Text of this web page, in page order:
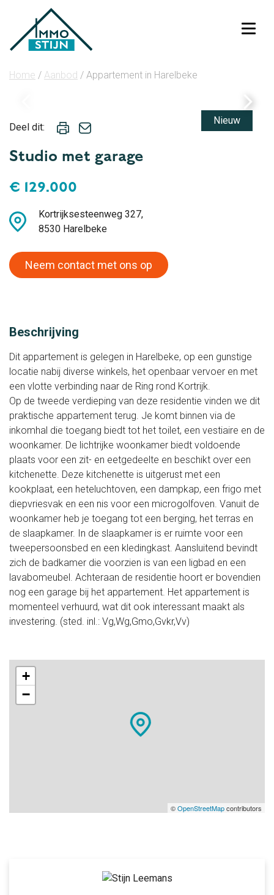
Home / Aanbod / Appartement in Harelbeke
Nieuw
Deel dit:
Studio met garage
€ 129.000
Kortrijksesteenweg 327,
8530 Harelbeke
Neem contact met ons op
Beschrijving
Dit appartement is gelegen in Harelbeke, op een gunstige
locatie nabij diverse winkels, het openbaar vervoer en met
een vlotte verbinding naar de Ring rond Kortrijk.
Op de tweede verdieping van deze residentie vinden we dit
praktische appartement terug. Je komt binnen via de
inkomhal die toegang biedt tot het toilet, een vestiaire en de
woonkamer. De lichtrijke woonkamer biedt voldoende
plaats voor een zit- en eetgedeelte en beschikt over een
kitchenette. Deze kitchenette is uitgerust met een
kookplaat, een heteluchtoven, een dampkap, een frigo met
diepvriesvak en een nis voor een microgolfoven. Vanuit de
woonkamer heb je toegang tot een berging, het terras en
de slaapkamer. In de slaapkamer is er ruimte voor een
tweepersoonsbed en een kledingkast. Aansluitend bevindt
zich de badkamer die voorzien is van een ligbad en een
lavabomeubel. Achteraan de residentie hoort er bovendien
nog een garage bij het appartement. Het appartement is
momenteel verhuurd, wat dit ook interessant maakt als
investering. (sted. inl.: Vg,Wg,Gmo,Gvkr,Vv)
+
−
©OpenStreetMapcontributors